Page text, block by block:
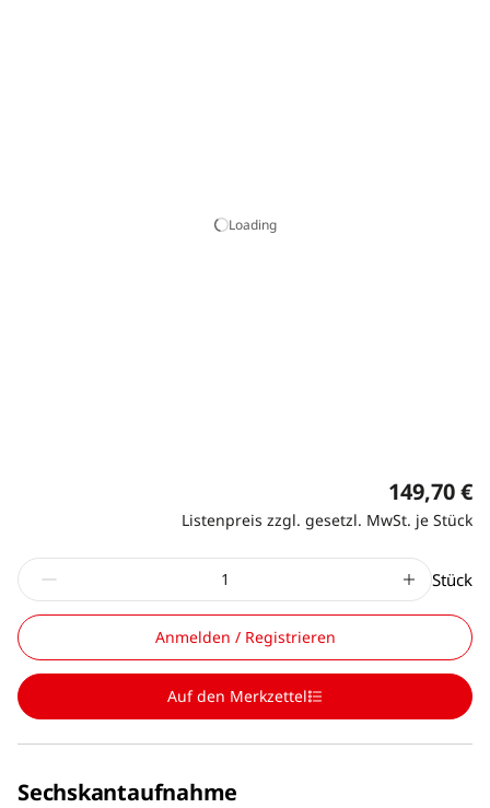
Loading
149,70 €
Listenpreis zzgl. gesetzl. MwSt. je Stück
Stück
Anmelden / Registrieren
Auf den Merkzettel
Sechskantaufnahme